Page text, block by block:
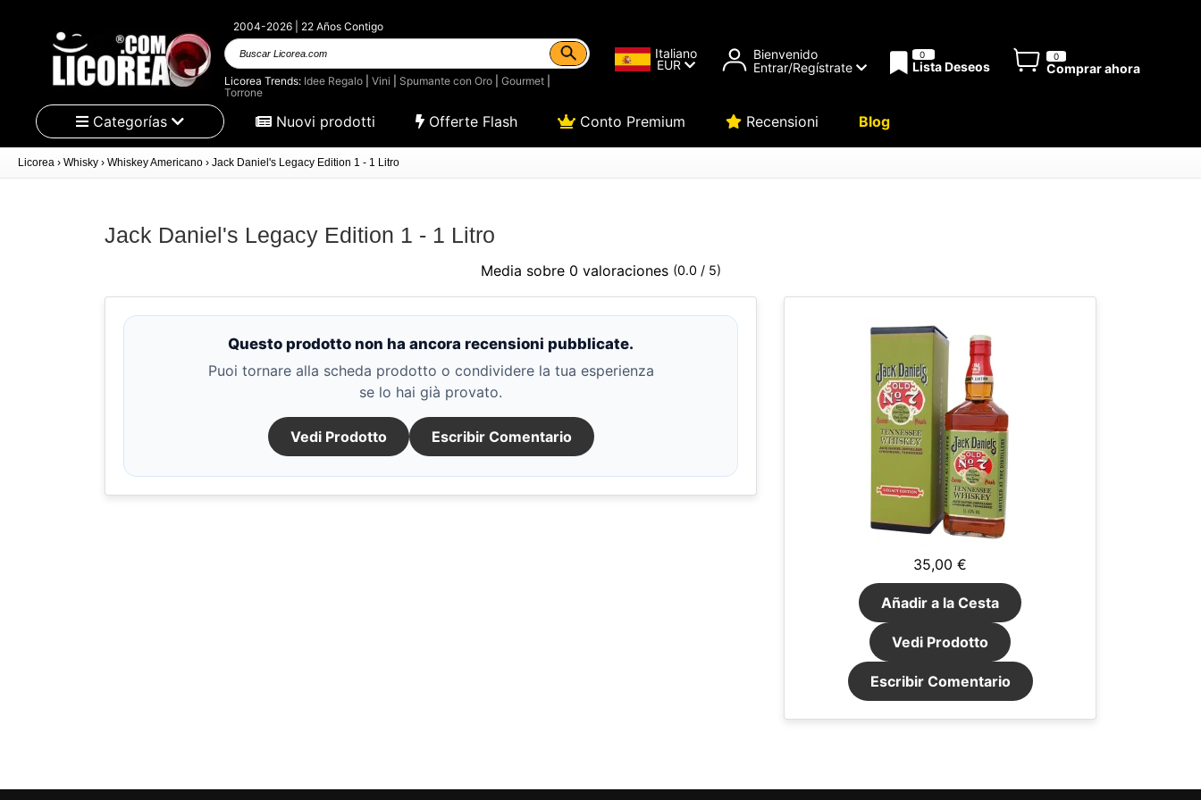
2004-2026 | 22 Años Contigo
Buscar
Licorea.com
Licorea Trends: Idee Regalo| Vini Spumante con Oro| Gourmet|
Torrone
Italiano
EUR
Bienvenido
Entrar/Regístrate
0
Lista Deseos
0
Comprar ahora
Categorías Nuovi prodotti Offerte Flash Conto Premium Recensioni Blog
Licorea › Whisky › Whiskey Americano › Jack Daniel's Legacy Edition 1 - 1 Litro
Jack Daniel's Legacy Edition 1 - 1 Litro
Media sobre 0 valoraciones (0.0 / 5)
Questo prodotto non ha ancora recensioni pubblicate.
Puoi tornare alla scheda prodotto o condividere la tua esperienza
se lo hai già provato.
Vedi Prodotto Escribir Comentario
35,00 €
Añadir a la Cesta
Vedi Prodotto
Escribir Comentario